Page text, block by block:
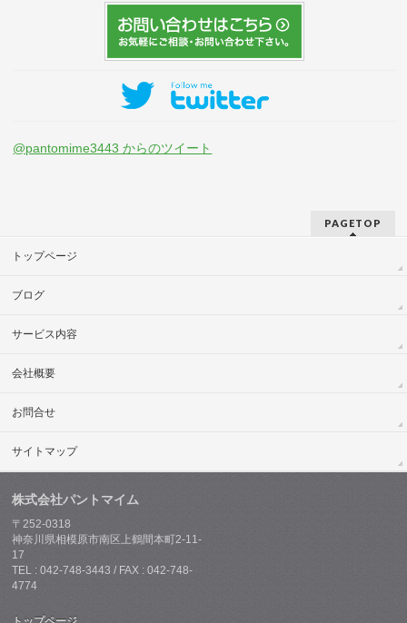
@pantomime3443 からのツイート
PAGETOP
トップページ
ブログ
サービス内容
会社概要
お問合せ
サイトマップ
株式会社パントマイム
〒252-0318
神奈川県相模原市南区上鶴間本町2-11-
17
TEL : 042-748-3443 / FAX : 042-748-
4774